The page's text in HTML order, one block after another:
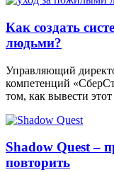
Как создать
людьми?
Управляющий
компетенций
том, как вывести
Shadow Quest –
повторить